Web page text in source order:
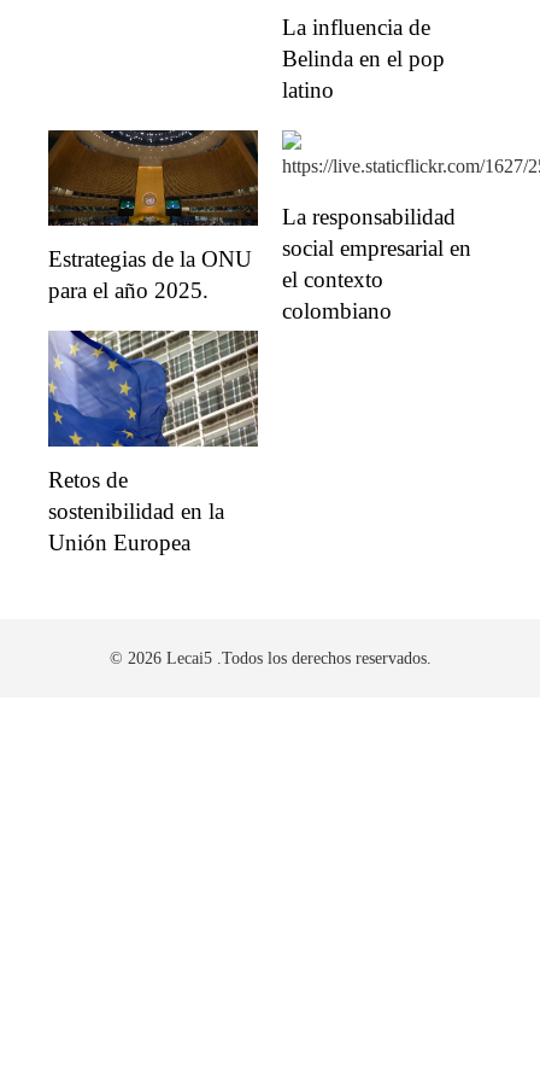
La influencia de
Belinda en el pop
latino
Estrategias de la ONU
para el año 2025.
La responsabilidad
social empresarial en
el contexto
colombiano
Retos de
sostenibilidad en la
Unión Europea
© 2026 Lecai5 .Todos los derechos reservados.